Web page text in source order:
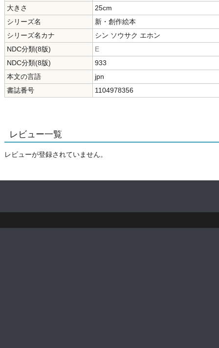
大きさ
25cm
シリーズ名
新・創作絵本
シリーズ名カナ
シン ソウサク エホン
NDC分類(8版)
E
NDC分類(8版)
933
本文の言語
jpn
書誌番号
1104978356
レビュー一覧
レビューが登録されていません。